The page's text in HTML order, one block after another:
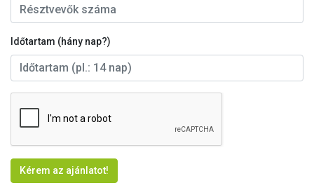
Időtartam (hány nap?)
Kérem az ajánlatot!